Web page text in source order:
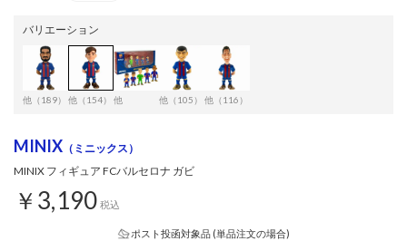
バリエーション
他（189） 他（154） 他 他（105） 他（116）
MINIX （ミニックス）
MINIX フィギュア FCバルセロナ ガビ
￥3,190 税込
ポスト投函対象品 (単品注文の場合)